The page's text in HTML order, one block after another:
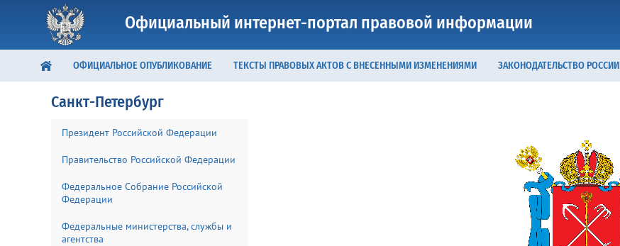
Официальный интернет-портал правовой информации
ОФИЦИАЛЬНОЕ ОПУБЛИКОВАНИЕ ТЕКСТЫ ПРАВОВЫХ АКТОВ С ВНЕСЕННЫМИ ИЗМЕНЕНИЯМИ ЗАКОНОДАТЕЛЬСТВО РОССИИ
Санкт-Петербург
Президент Российской Федерации
Правительство Российской Федерации
Федеральное Собрание Российской
Федерации
Федеральные министерства, службы и
агентства